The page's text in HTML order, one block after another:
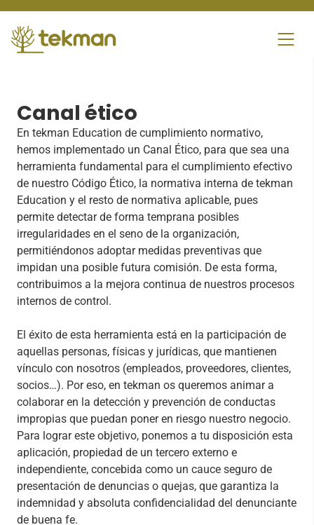
content
Canal ético
En tekman Education de cumplimiento normativo,
hemos implementado un Canal Ético, para que sea una
herramienta fundamental para el cumplimiento efectivo
de nuestro Código Ético, la normativa interna de tekman
Education y el resto de normativa aplicable, pues
permite detectar de forma temprana posibles
irregularidades en el seno de la organización,
permitiéndonos adoptar medidas preventivas que
impidan una posible futura comisión. De esta forma,
contribuimos a la mejora continua de nuestros procesos
internos de control.
El éxito de esta herramienta está en la participación de
aquellas personas, físicas y jurídicas, que mantienen
vínculo con nosotros (empleados, proveedores, clientes,
socios…). Por eso, en tekman os queremos animar a
colaborar en la detección y prevención de conductas
impropias que puedan poner en riesgo nuestro negocio.
Para lograr este objetivo, ponemos a tu disposición esta
aplicación, propiedad de un tercero externo e
independiente, concebida como un cauce seguro de
presentación de denuncias o quejas, que garantiza la
indemnidad y absoluta confidencialidad del denunciante
de buena fe.